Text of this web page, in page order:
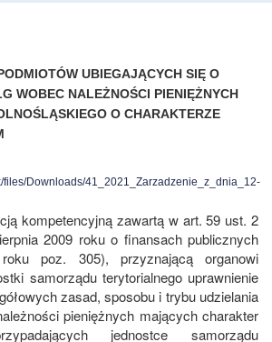
UBIEGAJĄCYCH SIĘ O
WOBEC NALEŻNOŚCI PIENIĘŻNYCH
O CHARAKTERZE
files/Downloads/41_2021_Zarzadzenie_z_dnia_12-
kompetencyjną zawartą w art. 59 ust. 2
2009 roku o finansach publicznych
poz. 305), przyznającą organowi
samorządu terytorialnego uprawnienie
zasad, sposobu i trybu udzielania
pieniężnych mających charakter
jednostce samorządu